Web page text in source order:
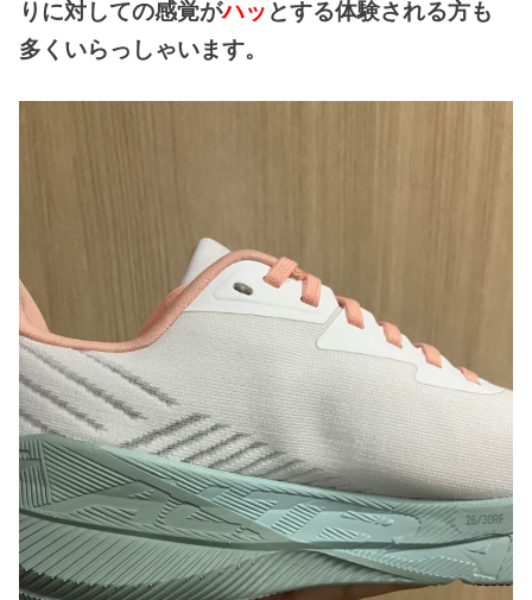
りに対しての感覚がハッ とする体験される方も
多くいらっしゃいます。